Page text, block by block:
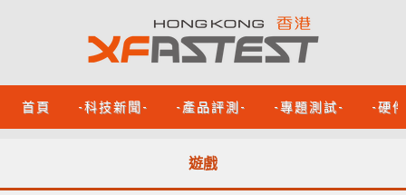
首頁 -科技新聞- -產品評測- -專題測試- -硬
遊戲